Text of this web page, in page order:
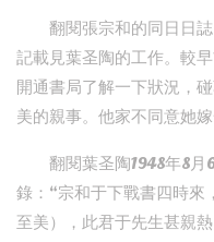
翻閱張宗和的同日日
記載見葉圣陶的工作。較
開通書局了解一下狀況，
美的親事。他家不同意她
翻閱葉圣陶1948年8
錄：“宗和于下戰書四時來
至美），此君于先生甚親